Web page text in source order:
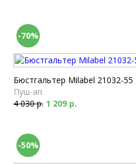
-70%
Бюстгальтер Milabel 21032-55
Пуш-ап
4 030 р. 1 209 р.
-50%